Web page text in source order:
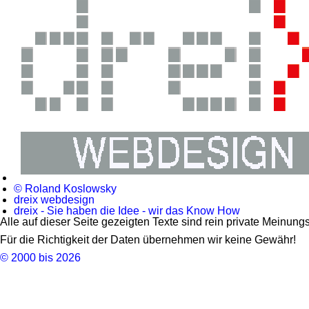
© Roland Koslowsky
dreix webdesign
dreix - Sie haben die Idee - wir das Know How
Alle auf dieser Seite gezeigten Texte sind rein private
Für die Richtigkeit der Daten übernehmen wir keine Gewähr!
© 2000 bis 2026